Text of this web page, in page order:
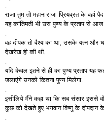
.
राजा तुम तो महान राजा प्रियव्रत के वहां
यह कांतिमती भी उस पुण्य के प्रताप से आज
.
वह दीपक तो वैश्य का था, उसके यत्न
देखरेख ही की थी.
.
यदि केवल इतने से ही का पुण्य प्रताप यह
जलाएंगे उनको कितना पुण्य मिलेगा.
.
इसीलिये मैंने कहा था कि सब संसार इससे
कुछ को देखते हुए भगवान विष्णु के दीपदान
.